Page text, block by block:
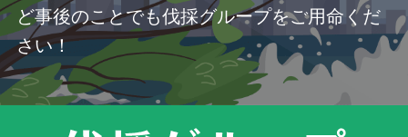
ど事後のことでも伐採グループをご用命くだ
さい！